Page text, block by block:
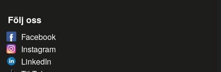
Följ oss
Facebook
Instagram
LinkedIn